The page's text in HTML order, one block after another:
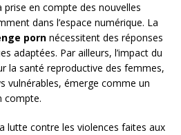
en compte des nouvelles
dans l’espace numérique. La
porn nécessitent des réponses
adaptées. Par ailleurs, l’impact du
la santé reproductive des femmes,
vulnérables, émerge comme un
compte.
lutte contre les violences faites aux